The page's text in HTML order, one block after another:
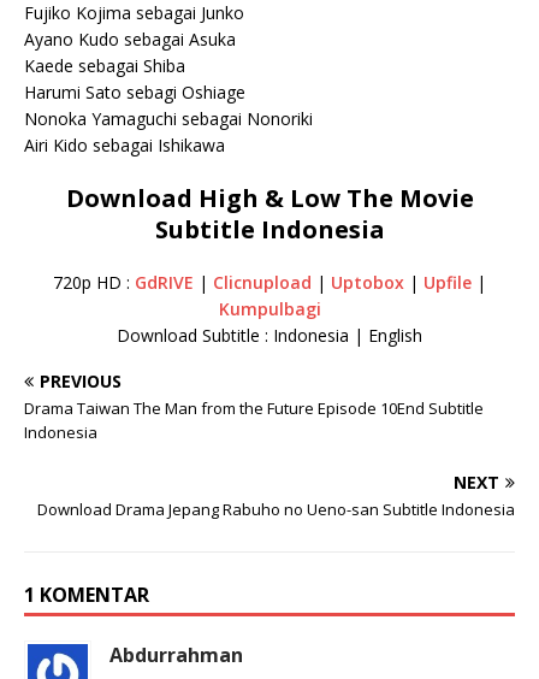
Fujiko Kojima sebagai Junko
Ayano Kudo sebagai Asuka
Kaede sebagai Shiba
Harumi Sato sebagi Oshiage
Nonoka Yamaguchi sebagai Nonoriki
Airi Kido sebagai Ishikawa
Download High & Low The Movie
Subtitle Indonesia
720p HD : GdRIVE | Clicnupload | Uptobox | Upfile |
Kumpulbagi
Download Subtitle : Indonesia | English
PREVIOUS
Drama Taiwan The Man from the Future Episode 10End Subtitle
Indonesia
NEXT
Download Drama Jepang Rabuho no Ueno-san Subtitle Indonesia
1 KOMENTAR
Abdurrahman